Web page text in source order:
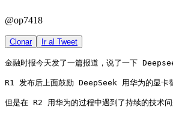
@op7418
Clonar Ir al Tweet
金融时报今天发了一篇报道，说了一下
R1 发布后上面鼓励 DeepSeek 用华为的显卡
但是在 R2 用华为的过程中遇到了持续的技术